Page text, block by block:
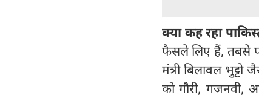
क्या कह रहा
फैसले लिए हैं, तबसे
मंत्री बिलावल
को गौरी, गजनवी,